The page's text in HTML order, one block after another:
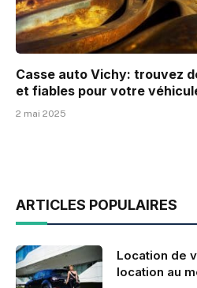
Casse auto Vichy: trouvez
et fiables pour votre
2 mai 2025
ARTICLES POPULAIRES
Location de
location au